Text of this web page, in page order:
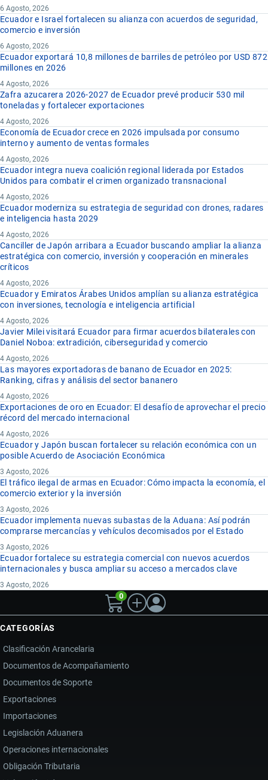
6 Agosto, 2026
Ecuador e Israel fortalecen su alianza con acuerdos de seguridad,
comercio e inversión
6 Agosto, 2026
Ecuador exportará 10,8 millones de barriles de petróleo por USD 872
millones en 2026
4 Agosto, 2026
Zafra azucarera 2026-2027 de Ecuador prevé producir 530 mil
toneladas y fortalecer exportaciones
4 Agosto, 2026
Economía de Ecuador crece en 2026 impulsada por consumo
interno y aumento de ventas formales
4 Agosto, 2026
Ecuador integra nueva coalición regional liderada por Estados
Unidos para combatir el crimen organizado transnacional
4 Agosto, 2026
Ecuador moderniza su estrategia de seguridad con drones, radares
e inteligencia hasta 2029
4 Agosto, 2026
Canciller de Japón arribara a Ecuador buscando ampliar la alianza
estratégica con comercio, inversión y cooperación en minerales
críticos
4 Agosto, 2026
Ecuador y Emiratos Árabes Unidos amplían su alianza estratégica
con inversiones, tecnología e inteligencia artificial
4 Agosto, 2026
Javier Milei visitará Ecuador para firmar acuerdos bilaterales con
Daniel Noboa: extradición, ciberseguridad y comercio
4 Agosto, 2026
Las mayores exportadoras de banano de Ecuador en 2025:
Ranking, cifras y análisis del sector bananero
4 Agosto, 2026
Exportaciones de oro en Ecuador: El desafío de aprovechar el precio
récord del mercado internacional
4 Agosto, 2026
Ecuador y Japón buscan fortalecer su relación económica con un
posible Acuerdo de Asociación Económica
3 Agosto, 2026
El tráfico ilegal de armas en Ecuador: Cómo impacta la economía, el
comercio exterior y la inversión
3 Agosto, 2026
Ecuador implementa nuevas subastas de la Aduana: Así podrán
comprarse mercancías y vehículos decomisados por el Estado
3 Agosto, 2026
Ecuador fortalece su estrategia comercial con nuevos acuerdos
internacionales y busca ampliar su acceso a mercados clave
3 Agosto, 2026
0
CATEGORÍAS
Clasificación Arancelaria
Documentos de Acompañamiento
Documentos de Soporte
Exportaciones
Importaciones
Legislación Aduanera
Operaciones internacionales
Obligación Tributaria